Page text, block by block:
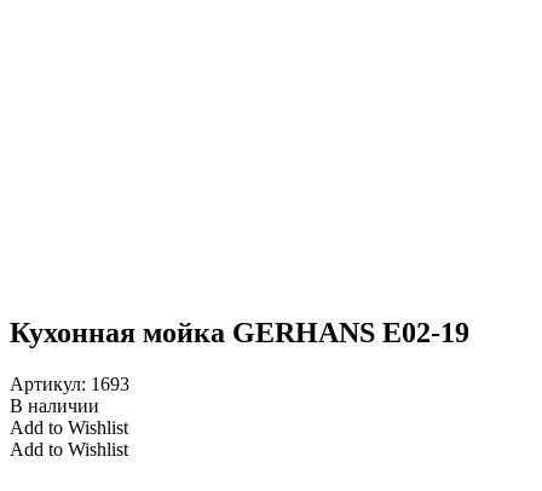
Кухонная мойка GERHANS E02-19
Артикул: 1693
В наличии
Add to Wishlist
Add to Wishlist